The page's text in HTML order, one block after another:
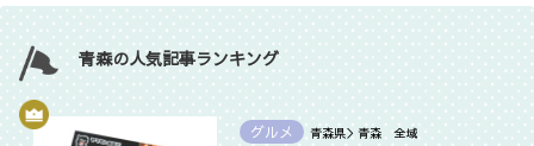
青森の人気記事ランキング
グルメ 青森県＞青森 全域